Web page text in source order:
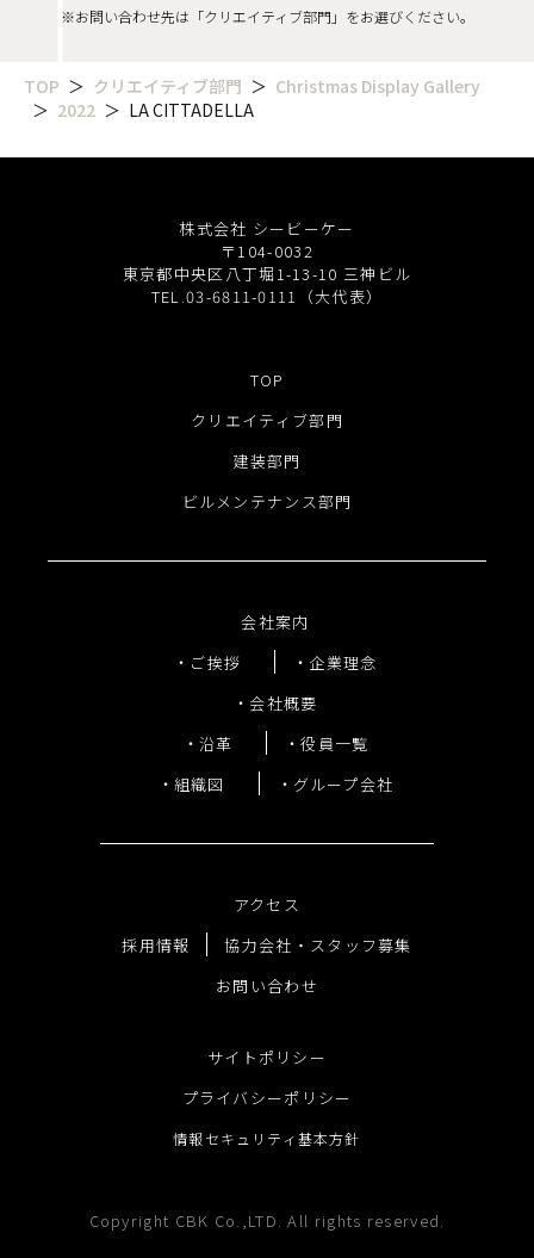
※お問い合わせ先は「クリエイティブ部門」をお選びください。
TOP クリエイティブ部門
Christmas Display Gallery
2022
LA CITTADELLA
株式会社 シービーケー
〒104-0032
東京都中央区八丁堀1-13-10 三神ビル
TEL.03-6811-0111（大代表）
TOP
クリエイティブ部門
建装部門
ビルメンテナンス部門
会社案内
ご挨拶
企業理念
会社概要
沿革
役員一覧
組織図
グループ会社
アクセス
採用情報
協力会社・スタッフ募集
お問い合わせ
サイトポリシー
プライバシーポリシー
情報セキュリティ基本方針
Copyright CBK Co.,LTD. All rights reserved.